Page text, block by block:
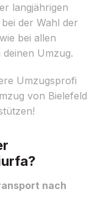
langjährigen
der Wahl der
bei allen
Umzug.
Umzugsprofi
von Bielefeld
nach